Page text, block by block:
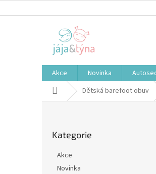
na
Akce Novinka
Domů Dětská barefoot obuv
kategorie
Kategorie
Akce
Novinka